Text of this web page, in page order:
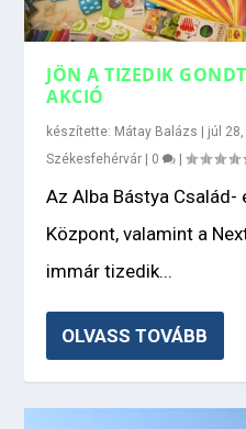
JÖN A TIZEDIK
AKCIÓ
készítette: Mátay Balázs | júl
Székesfehérvár | 0 |
Az Alba Bástya Család-
Központ, valamint a
immár tizedik...
OLVASS TOVÁBB